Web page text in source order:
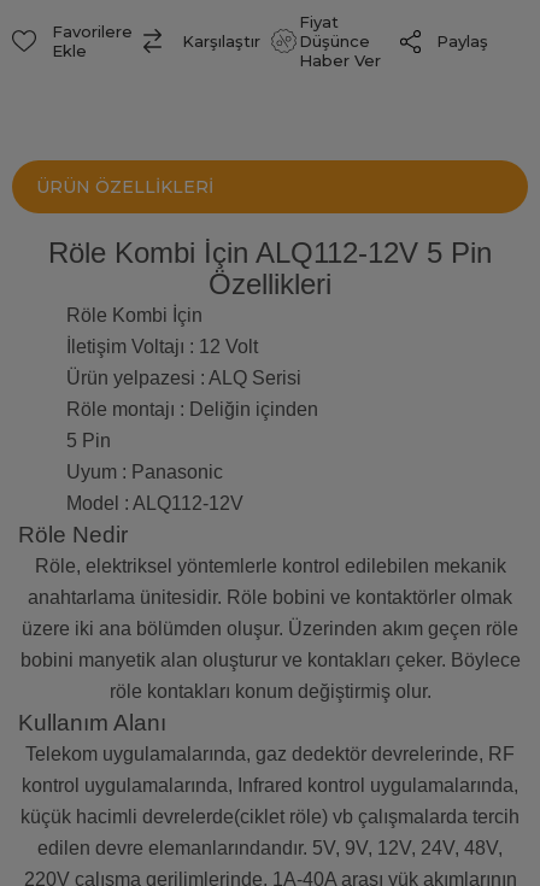
Favorilere
Ekle
Karşılaştır
Fiyat
Düşünce
Haber Ver
Paylaş
ÜRÜN ÖZELLIKLERI
Röle Kombi İçin ALQ112-12V 5 Pin
Özellikleri
Röle Kombi İçin
İletişim Voltajı : 12 Volt
Ürün yelpazesi : ALQ Serisi
Röle montajı : Deliğin içinden
5 Pin
Uyum : Panasonic
Model : ALQ112-12V
Röle Nedir
Röle, elektriksel yöntemlerle kontrol edilebilen mekanik
anahtarlama ünitesidir. Röle bobini ve kontaktörler olmak
üzere iki ana bölümden oluşur. Üzerinden akım geçen röle
bobini manyetik alan oluşturur ve kontakları çeker. Böylece
röle kontakları konum değiştirmiş olur.
Kullanım Alanı
Telekom uygulamalarında, gaz dedektör devrelerinde, RF
kontrol uygulamalarında, Infrared kontrol uygulamalarında,
küçük hacimli devrelerde(ciklet röle) vb çalışmalarda tercih
edilen devre elemanlarındandır. 5V, 9V, 12V, 24V, 48V,
220V çalışma gerilimlerinde, 1A-40A arası yük akımlarının